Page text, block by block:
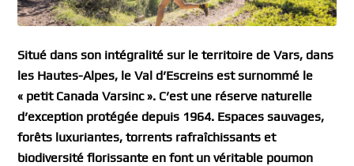
Situé dans son intégralité sur le territoire de Vars, dans
les Hautes-Alpes, le Val d’Escreins est surnommé le
« petit Canada Varsinc ». C’est une réserve naturelle
d’exception protégée depuis 1964. Espaces sauvages,
forêts luxuriantes, torrents rafraîchissants et
biodiversité florissante en font un véritable poumon